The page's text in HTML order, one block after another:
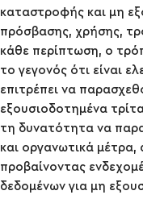
καταστροφής και μη
πρόσβασης, χρήσης,
κάθε περίπτωση, ο
το γεγονός ότι είναι
επιτρέπει να
εξουσιοδοτημένα
τη δυνατότητα να
και οργανωτικά
προβαίνοντας
δεδομένων για μη